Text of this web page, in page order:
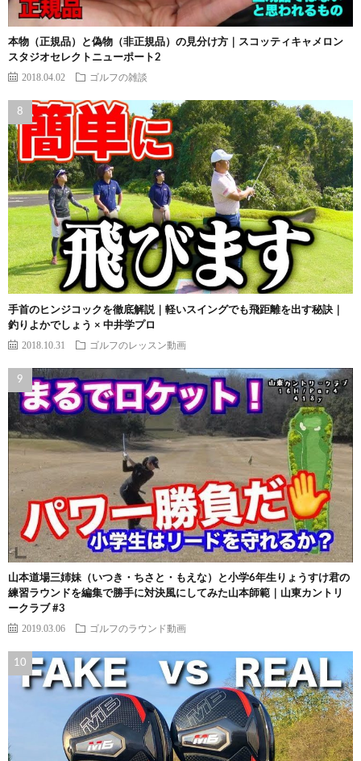
本物（正規品）と偽物（非正規品）の見分け方｜スコッティキャメロン
スタジオセレクトニューポート2
2018.04.02 ゴルフの雑談
手首のヒンジコックを徹底解説｜軽いスイングでも飛距離を出す秘訣｜
釣りよかでしょう × 中井学プロ
2018.10.31 ゴルフのレッスン動画
山本道場三姉妹（いつき・ちさと・もえな）と小学6年生りょうすけ君の
練習ラウンドを編集で勝手に対決風にしてみた山本師範｜山東カントリ
ークラブ #3
2019.03.06 ゴルフのラウンド動画